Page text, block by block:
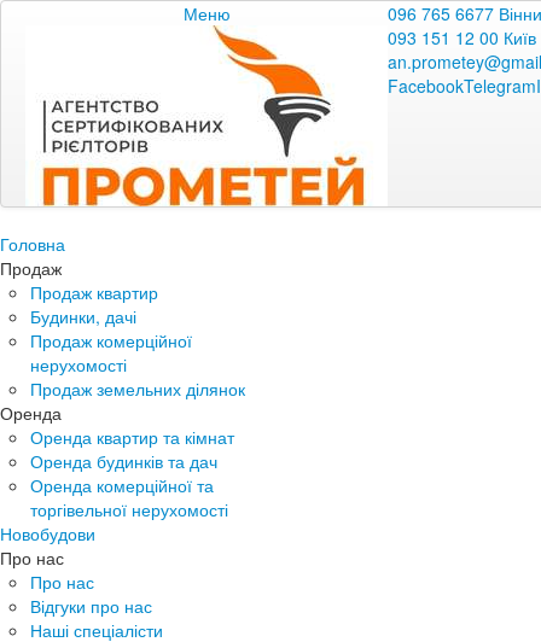
Меню
096 765 6677
093 151 12 00 Київ
FacebookTelegram
Головна
Продаж
Продаж квартир
Будинки, дачі
Продаж комерційної
нерухомості
Продаж земельних ділянок
Оренда
Оренда квартир та кімнат
Оренда будинків та дач
Оренда комерційної та
торгівельної нерухомості
Новобудови
Про нас
Про нас
Відгуки про нас
Наші спеціалісти